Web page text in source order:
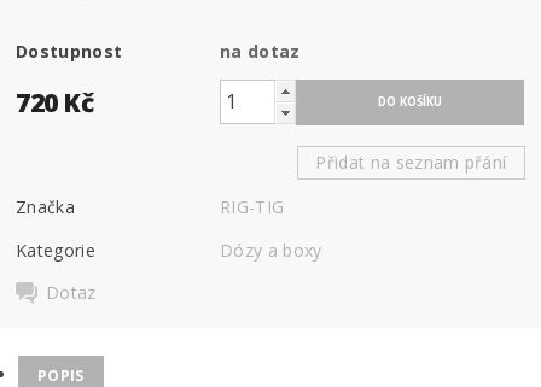
Dostupnost na dotaz
720 Kč
Přidat na seznam přání
Značka
RIG-TIG
Kategorie
Dózy a boxy
Dotaz
POPIS